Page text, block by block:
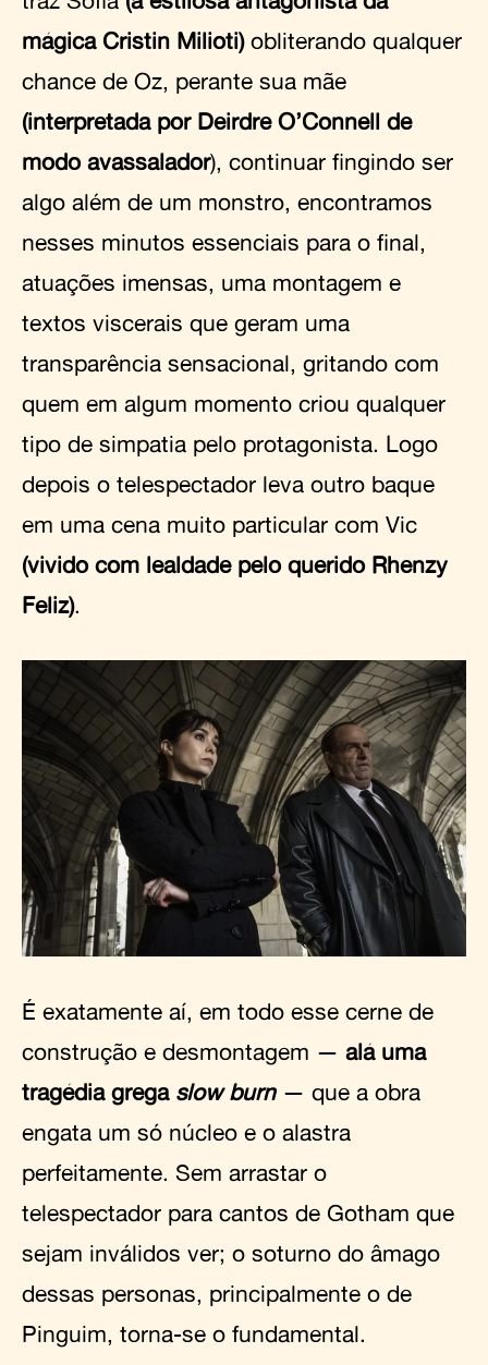
mágica Cristin Milioti)obliterando qualquer
chance de Oz, perante sua mãe
(interpretada por Deirdre O’Connell de
modo avassalador), continuar fingindo ser
algo além de um monstro, encontramos
nesses minutos essenciais para o final,
atuações imensas, uma montagem e
textos viscerais que geram uma
transparência sensacional, gritando com
quem em algum momento criou qualquer
tipo de simpatia pelo protagonista. Logo
depois o telespectador leva outro baque
em uma cena muito particular com Vic
(vivido com lealdade pelo querido Rhenzy
Feliz).
É exatamente aí, em todo esse cerne de
construção e desmontagem — alá uma
tragédia grega slow burn— que a obra
engata um só núcleo e o alastra
perfeitamente. Sem arrastar o
telespectador para cantos de Gotham que
sejam inválidos ver; o soturno do âmago
dessas personas, principalmente o de
Pinguim, torna-se o fundamental.